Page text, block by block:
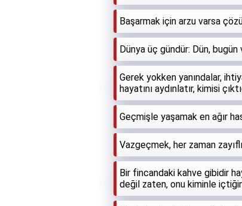
Başarmak için arzu varsa
Dünya üç gündür: Dün, bugün
Gerek yokken yanındalar,
hayatını aydınlatır, kimisi
Geçmişle yaşamak en ağır
Vazgeçmek, her zaman
Bir fincandaki kahve gibidir
değil zaten, onu kiminle